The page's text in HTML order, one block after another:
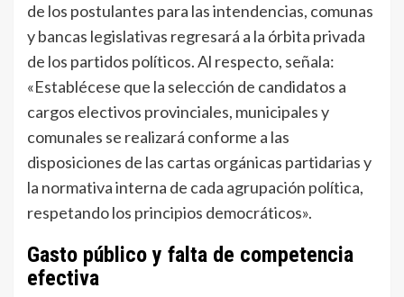
de los postulantes para las intendencias, comunas
y bancas legislativas regresará a la órbita privada
de los partidos políticos. Al respecto, señala:
«Establécese que la selección de candidatos a
cargos electivos provinciales, municipales y
comunales se realizará conforme a las
disposiciones de las cartas orgánicas partidarias y
la normativa interna de cada agrupación política,
respetando los principios democráticos».
Gasto público y falta de competencia
efectiva